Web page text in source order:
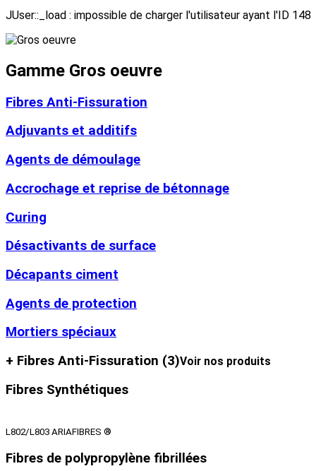
JUser::_load : impossible de charger l'utilisateur ayant l'ID 148
Gamme Gros oeuvre
Fibres Anti-Fissuration
Adjuvants et additifs
Agents de démoulage
Accrochage et reprise de bétonnage
Curing
Désactivants de surface
Décapants ciment
Agents de protection
Mortiers spéciaux
+ Fibres Anti-Fissuration (3)Voir nos produits
Fibres Synthétiques
L802/L803 ARIAFIBRES ®
Fibres de polypropylène fibrillées